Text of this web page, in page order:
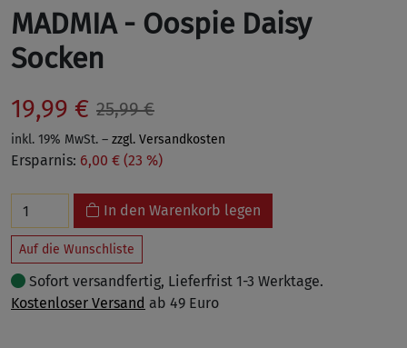
MADMIA - Oospie Daisy
Socken
19,99 € 25,99 €
inkl. 19% MwSt. – zzgl. Versandkosten
Ersparnis: 6,00 € (23 %)
In den Warenkorb legen
Auf die Wunschliste
Sofort versandfertig, Lieferfrist 1-3 Werktage.
Kostenloser Versand ab 49 Euro